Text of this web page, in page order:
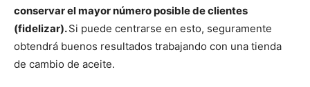
conservar el mayor número posible de clientes
(fidelizar).Si puede centrarse en esto, seguramente
obtendrá buenos resultados trabajando con una tienda
de cambio de aceite.